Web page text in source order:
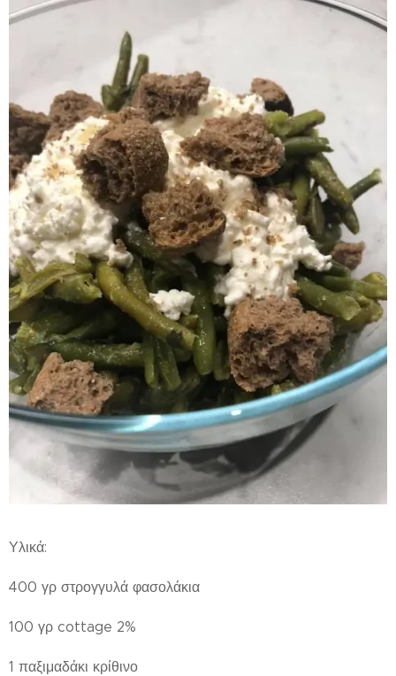
Υλικά:
400 γρ στρογγυλά φασολάκια
100 γρ cottage 2%
1 παξιμαδάκι κρίθινο